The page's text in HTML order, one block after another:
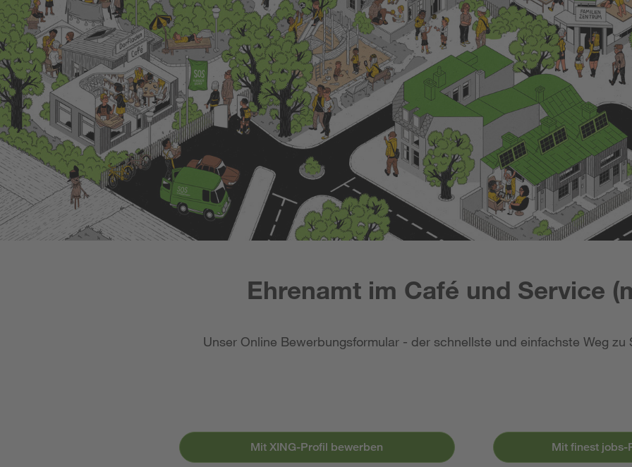
Ehrenamt im Café und Service
Unser Online Bewerbungsformular - der schnellste und einfachste Weg zu
Mit XING-Profil bewerben Mit finest